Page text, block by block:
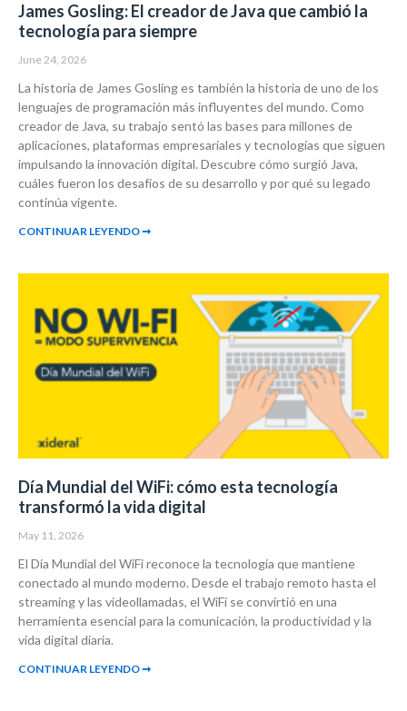
James Gosling: El creador de Java que cambió la
tecnología para siempre
June 24, 2026
La historia de James Gosling es también la historia de uno de los
lenguajes de programación más influyentes del mundo. Como
creador de Java, su trabajo sentó las bases para millones de
aplicaciones, plataformas empresariales y tecnologías que siguen
impulsando la innovación digital. Descubre cómo surgió Java,
cuáles fueron los desafíos de su desarrollo y por qué su legado
continúa vigente.
CONTINUAR LEYENDO ➞
Día Mundial del WiFi: cómo esta tecnología
transformó la vida digital
May 11, 2026
El Día Mundial del WiFi reconoce la tecnología que mantiene
conectado al mundo moderno. Desde el trabajo remoto hasta el
streaming y las videollamadas, el WiFi se convirtió en una
herramienta esencial para la comunicación, la productividad y la
vida digital diaria.
CONTINUAR LEYENDO ➞